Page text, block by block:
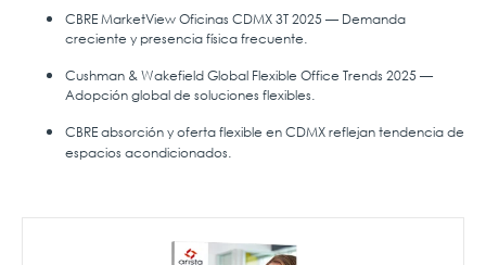
CBRE MarketView Oficinas CDMX 3T 2025 — Demanda
creciente y presencia física frecuente.
Cushman & Wakefield Global Flexible Office Trends 2025 —
Adopción global de soluciones flexibles.
CBRE absorción y oferta flexible en CDMX reflejan tendencia de
espacios acondicionados.